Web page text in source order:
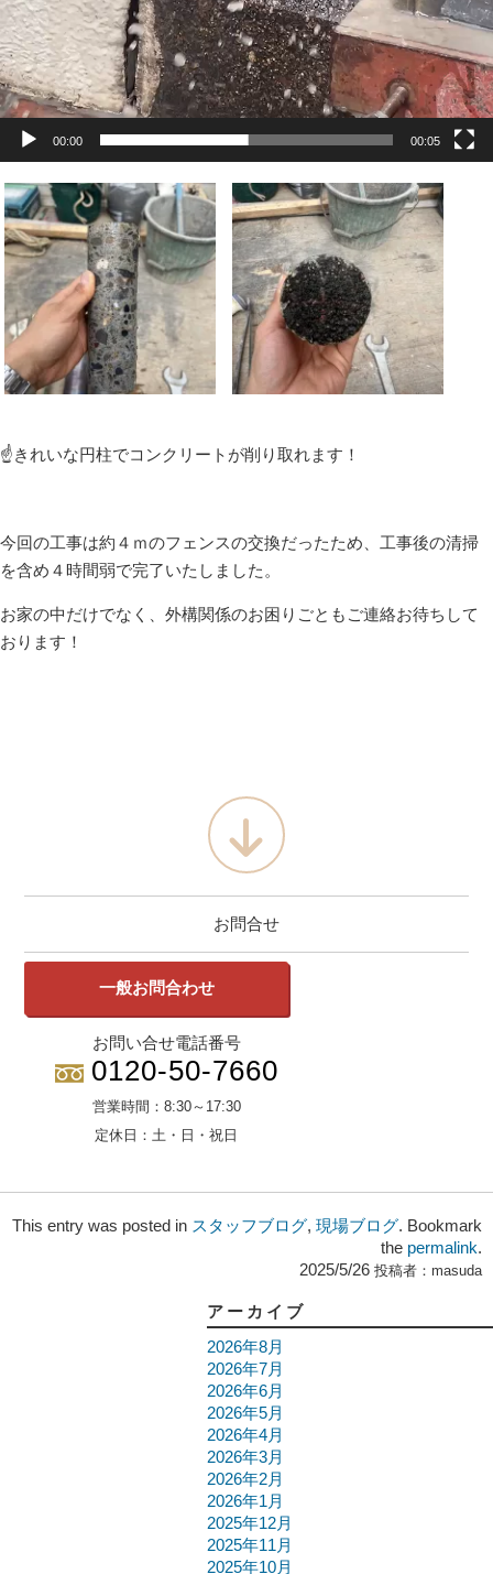
00:00 00:05
☝きれいな円柱でコンクリートが削り取れます！
今回の工事は約４ｍのフェンスの交換だったため、工事後の清掃
を含め４時間弱で完了いたしました。
お家の中だけでなく、外構関係のお困りごともご連絡お待ちして
おります！
お問合せ
一般お問合わせ
お問い合せ電話番号
0120-50-7660
営業時間： 8:30～17:30
定休日：土・日・祝日
This entry was posted in スタッフブログ, 現場ブログ. Bookmark
the permalink.
2025/5/26 投稿者： masuda
アーカイブ
2026年8月
2026年7月
2026年6月
2026年5月
2026年4月
2026年3月
2026年2月
2026年1月
2025年12月
2025年11月
2025年10月